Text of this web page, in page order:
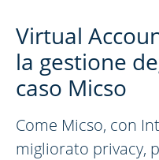
Virtual
la gestione
caso Micso
Come Micso, con
migliorato privacy,